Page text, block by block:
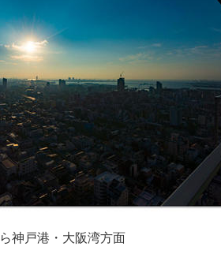
神戸港・大阪湾方面